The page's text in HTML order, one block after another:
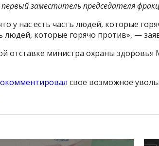
заместитель председателя
у нас есть часть людей, которые
людей, которые горячо против», —
отставке министра охраны здоровья
свое возможное